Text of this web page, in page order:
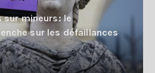
sur mineurs: le
sur les défaillances